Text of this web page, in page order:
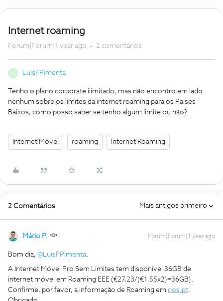
Internet roaming
Forum|Forum|1 year ago 2 comentários
LuisFPimenta
Tenho o plano corporate ilimitado, mas não encontro em lado
nenhum sobre os limites da internet roaming para os Paises
Baixos, como posso saber se tenho algum limite ou não?
Internet Móvel roaming Internet Roaming
2 Comentários Mais antigos primeiro
Mário P. Forum|Forum|1 year ago
Bom dia, @LuisFPimenta.
A Internet Móvel Pro Sem Limites tem disponível 36GB de
internet móvel em Roaming EEE (€27,23/(€1,55x2)=36GB). ​
Confirme, por favor, a informação de Roaming em nos.pt.